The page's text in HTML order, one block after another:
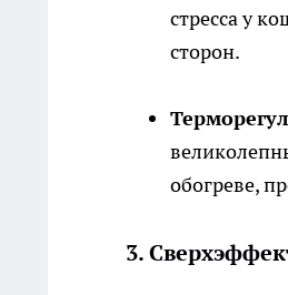
стресса у
сторон.
обогреве,
3.